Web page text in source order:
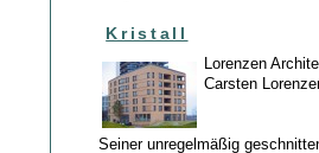
Kristall
Lorenzen
Carsten
Seiner unregelmäßig